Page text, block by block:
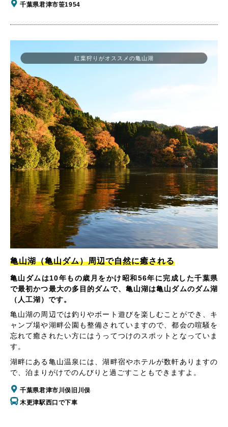
千葉県君津市笹1954
亀山湖（亀山ダム）周辺で自然に癒される
亀山ダムは10年もの歳月をかけ昭和56年に完成した千葉県
で最初かつ最大の多目的ダムで、亀山湖は亀山ダムのダム湖
（人工湖）です。
亀山湖の周辺では釣りやボート遊びを楽しむことができ、キ
ャンプ場や湖畔公園も整備されていますので、都会の喧騒を
忘れて癒されたい方にはうってつけのスポットとなっていま
す。
湖畔にある亀山温泉には、湖畔宿やホテルが数軒ありますの
で、泊まりがけでのんびりと過ごすこともできますよ。
千葉県君津市川俣旧川俣
木更津駅西口で下車
紅葉狩りがオススメの亀山湖